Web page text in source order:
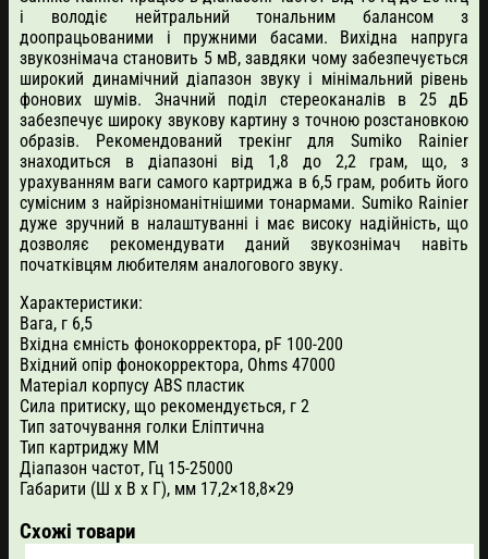
і володіє нейтральний тональним балансом з
доопрацьованими і пружними басами. Вихідна напруга
звукознімача становить 5 мВ, завдяки чому забезпечується
широкий динамічний діапазон звуку і мінімальний рівень
фонових шумів. Значний поділ стереоканалів в 25 дБ
забезпечує широку звукову картину з точною розстановкою
образів. Рекомендований трекінг для Sumiko Rainier
знаходиться в діапазоні від 1,8 до 2,2 грам, що, з
урахуванням ваги самого картриджа в 6,5 грам, робить його
сумісним з найрізноманітнішими тонармами. Sumiko Rainier
дуже зручний в налаштуванні і має високу надійність, що
дозволяє рекомендувати даний звукознімач навіть
початківцям любителям аналогового звуку.
Характеристики:
Вага, г 6,5
Вхідна ємність фонокорректора, pF 100-200
Вхідний опір фонокорректора, Ohms 47000
Матеріал корпусу ABS пластик
Сила притиску, що рекомендується, г 2
Тип заточування голки Еліптична
Тип картриджу ММ
Діапазон частот, Гц 15-25000
Габарити (Ш х В х Г), мм 17,2×18,8×29
Схожі товари